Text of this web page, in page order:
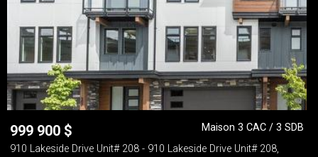
999 900 $
Maison 3 CAC / 3 SDB
910 Lakeside Drive Unit# 208 - 910 Lakeside Drive Unit# 208,